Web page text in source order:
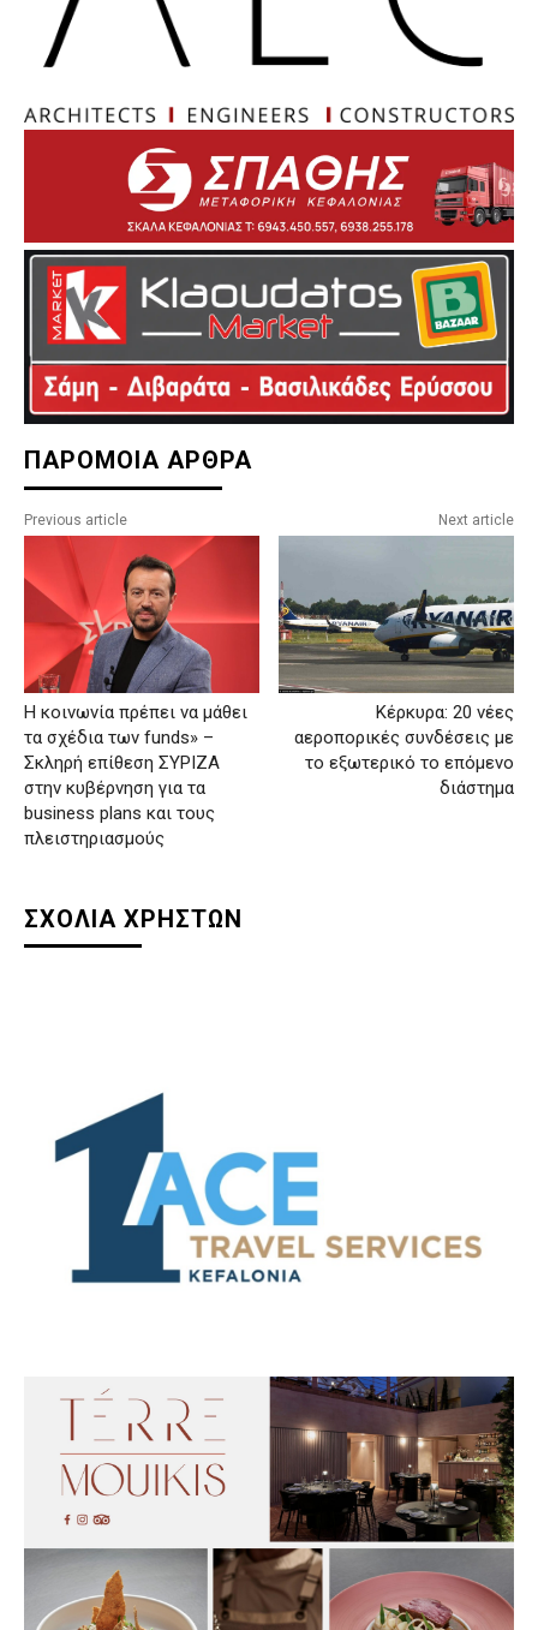
ΠΑΡΟΜΟΙΑ ΑΡΘΡΑ
Previous article
Η κοινωνία πρέπει να μάθει
τα σχέδια των funds» –
Σκληρή επίθεση ΣΥΡΙΖΑ
στην κυβέρνηση για τα
business plans και τους
πλειστηριασμούς
Next article
Κέρκυρα: 20 νέες
αεροπορικές συνδέσεις με
το εξωτερικό το επόμενο
διάστημα
ΣΧΟΛΙΑ ΧΡΗΣΤΩΝ